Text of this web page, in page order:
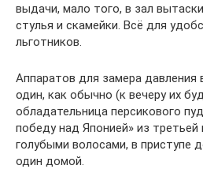
выдачи, мало того, в зал
стулья и скамейки. Всё для
льготников.
Аппаратов для замера давления
один, как обычно (к вечеру их
обладательница персикового
победу над Японией» из третьей
голубыми волосами, в приступе
один домой.